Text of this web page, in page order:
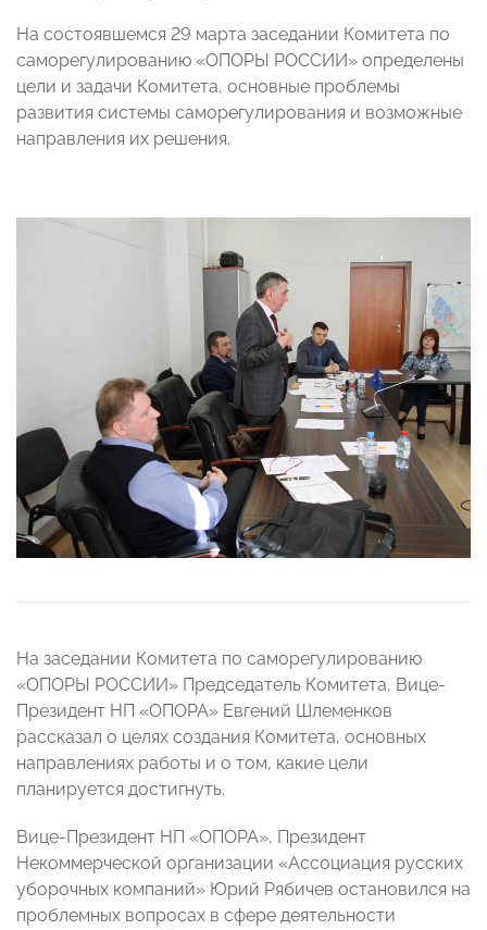
На состоявшемся 29 марта заседании Комитета по
саморегулированию «ОПОРЫ РОССИИ» определены
цели и задачи Комитета, основные проблемы
развития системы саморегулирования и возможные
направления их решения.
На заседании Комитета по саморегулированию
«ОПОРЫ РОССИИ» Председатель Комитета, Вице-
Президент НП «ОПОРА» Евгений Шлеменков
рассказал о целях создания Комитета, основных
направлениях работы и о том, какие цели
планируется достигнуть.
Вице-Президент НП «ОПОРА», Президент
Некоммерческой организации «Ассоциация русских
уборочных компаний» Юрий Рябичев остановился на
проблемных вопросах в сфере деятельности